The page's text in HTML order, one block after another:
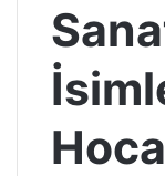
Hoca